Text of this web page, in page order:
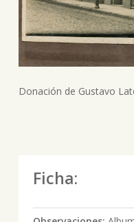
Donación de Gustavo
Ficha: